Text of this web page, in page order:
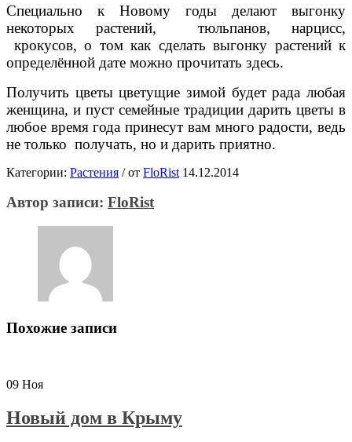
Специально к Новому годы делают выгонку
некоторых растений, тюльпанов, нарцисс,
крокусов, о том как сделать выгонку растений к
определённой дате можно прочитать здесь.
Получить цветы цветущие зимой будет рада любая
женщина, и пуст семейные традиции дарить цветы в
любое время года принесут вам много радости, ведь
не только получать, но и дарить приятно.
Категории: Растения /от FloRist 14.12.2014
Автор записи: FloRist
Похожие записи
09 Ноя
Новый дом в Крыму